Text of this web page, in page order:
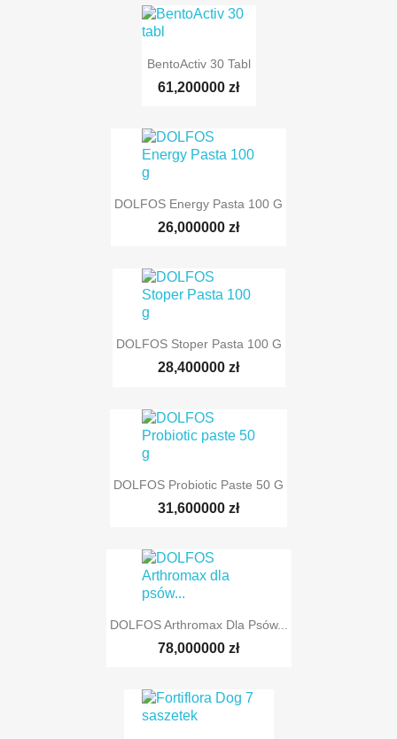
BentoActiv 30 Tabl
61,200000 zł
DOLFOS Energy Pasta 100 G
26,000000 zł
DOLFOS Stoper Pasta 100 G
28,400000 zł
DOLFOS Probiotic Paste 50 G
31,600000 zł
DOLFOS Arthromax Dla Psów...
78,000000 zł